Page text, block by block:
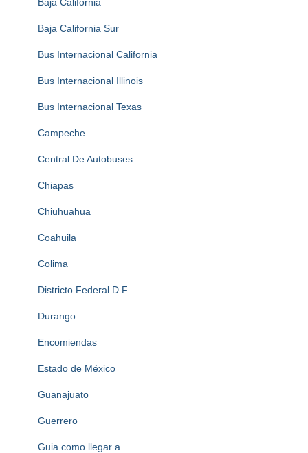
Baja California Sur
Bus Internacional California
Bus Internacional Illinois
Bus Internacional Texas
Campeche
Central De Autobuses
Chiapas
Chiuhuahua
Coahuila
Colima
Districto Federal D.F
Durango
Encomiendas
Estado de México
Guanajuato
Guerrero
Guia como llegar a